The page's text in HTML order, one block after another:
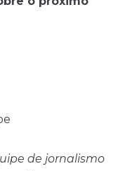
de jornalismo